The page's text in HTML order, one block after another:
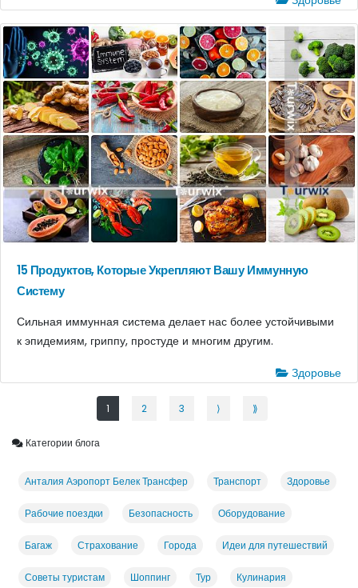
15 Продуктов, Которые Укрепляют Вашу Иммунную
Систему
Сильная иммунная система делает нас более устойчивыми
к эпидемиям, гриппу, простуде и многим другим.
Здоровье
1 2 3 ⟩ ⟫
Категории блога
Анталия Аэропорт Белек Трансфер Транспорт Здоровье
Рабочие поездки Безопасность Оборудование
Багаж Страхование Города Идеи для путешествий
Советы туристам Шоппинг Тур Кулинария